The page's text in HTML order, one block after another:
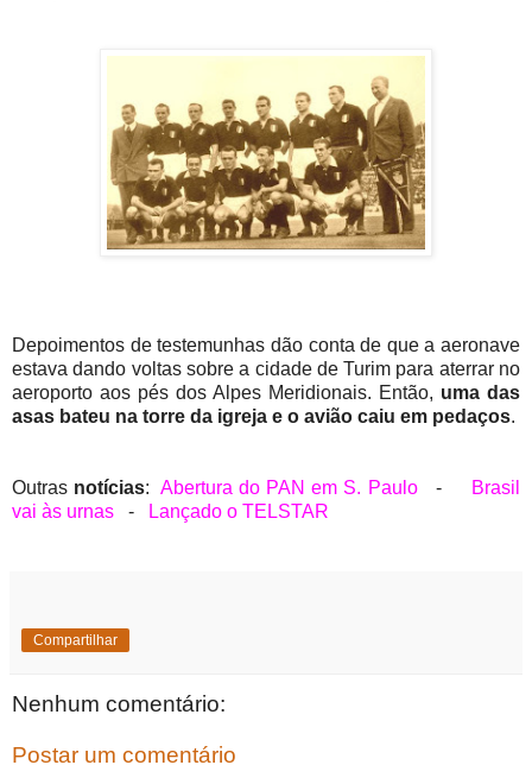
Depoimentos de testemunhas dão conta de que a aeronave
estava dando voltas sobre a cidade de Turim para aterrar no
aeroporto aos pés dos Alpes Meridionais. Então, uma das
asas bateu na torre da igreja e o avião caiu em pedaços.
Outras notícias:Abertura do PAN em S. Paulo-
Brasil
vai às urnas - Lançado o TELSTAR
Compartilhar
Nenhum comentário:
Postar um comentário